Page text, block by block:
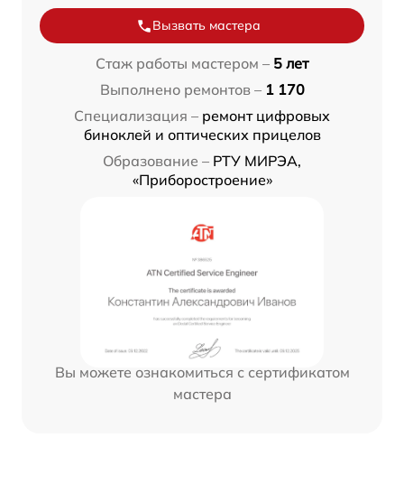
Вызвать мастера
Стаж работы мастером – 5 лет
Выполнено ремонтов – 1 170
Специализация – ремонт цифровых
биноклей и оптических прицелов
Образование – РТУ МИРЭА,
«Приборостроение»
Вы можете ознакомиться с сертификатом
мастера